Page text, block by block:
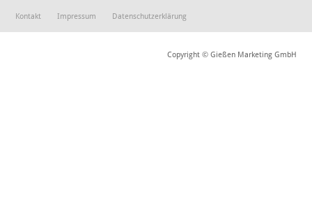
Kontakt Impressum Datenschutzerklärung
Copyright © Gießen Marketing GmbH